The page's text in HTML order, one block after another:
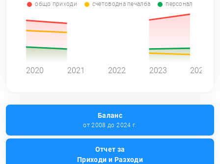
общо приходи счетоводна печалба персонал
2020 2021 2022 2023 2024
Баланс
от 2008 до 2024 г.
Отчет за
Приходи и Разходи